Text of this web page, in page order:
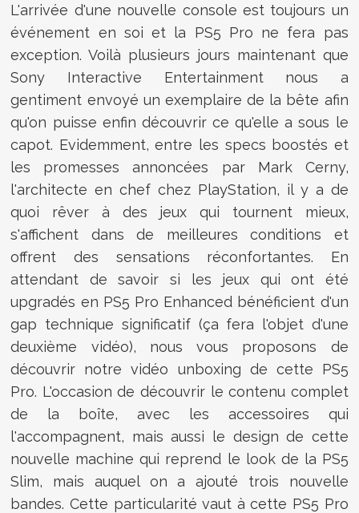
L'arrivée d'une nouvelle console est toujours un
événement en soi et la PS5 Pro ne fera pas
exception. Voilà plusieurs jours maintenant que
Sony Interactive Entertainment nous a
gentiment envoyé un exemplaire de la bête afin
qu'on puisse enfin découvrir ce qu'elle a sous le
capot. Evidemment, entre les specs boostés et
les promesses annoncées par Mark Cerny,
l'architecte en chef chez PlayStation, il y a de
quoi rêver à des jeux qui tournent mieux,
s'affichent dans de meilleures conditions et
offrent des sensations réconfortantes. En
attendant de savoir si les jeux qui ont été
upgradés en PS5 Pro Enhanced bénéficient d'un
gap technique significatif (ça fera l'objet d'une
deuxième vidéo), nous vous proposons de
découvrir notre vidéo unboxing de cette PS5
Pro. L'occasion de découvrir le contenu complet
de la boîte, avec les accessoires qui
l'accompagnent, mais aussi le design de cette
nouvelle machine qui reprend le look de la PS5
Slim, mais auquel on a ajouté trois nouvelle
bandes. Cette particularité vaut à cette PS5 Pro